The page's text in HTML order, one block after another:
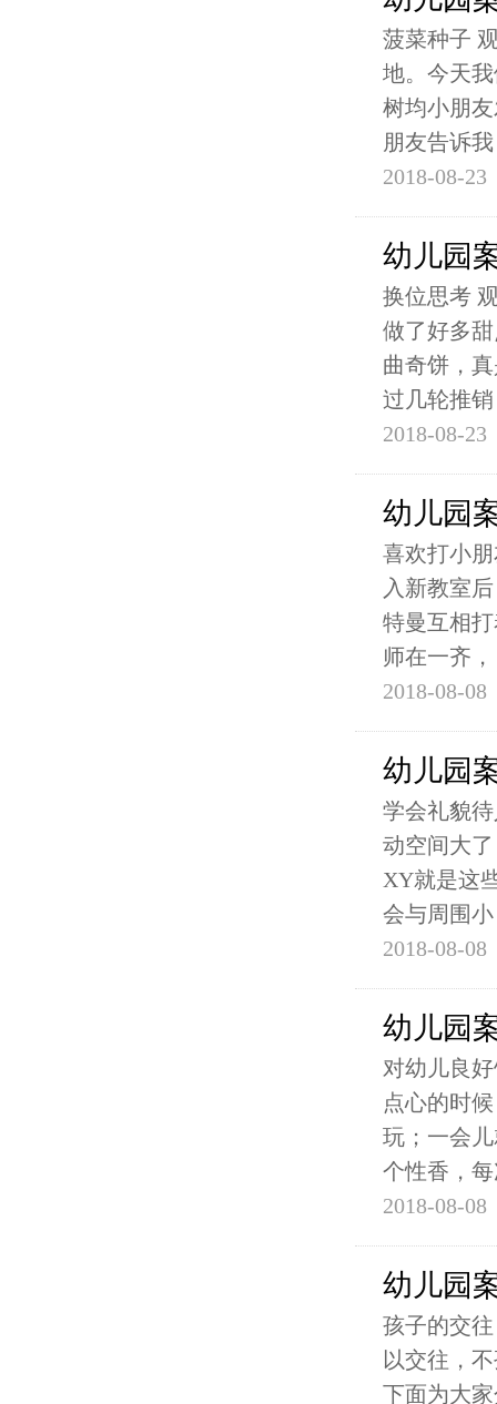
菠菜种子
地。今天
树均小朋
朋友告诉
2018-08-23
幼儿园
换位思考
做了好多
曲奇饼，
过几轮推销
2018-08-23
幼儿园
喜欢打小
入新教室
特曼互相
师在一齐，
2018-08-08
幼儿园
学会礼貌
动空间大
XY就是这
会与周围小
2018-08-08
幼儿园
对幼儿良
点心的时
玩；一会
个性香，
2018-08-08
幼儿园
孩子的交
以交往，
下面为大